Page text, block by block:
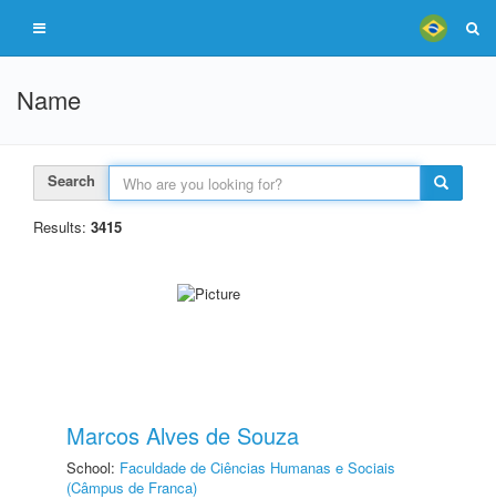
Name
Search
Results: 3415
Marcos Alves de Souza
School: Faculdade de Ciências Humanas e Sociais
(Câmpus de Franca)